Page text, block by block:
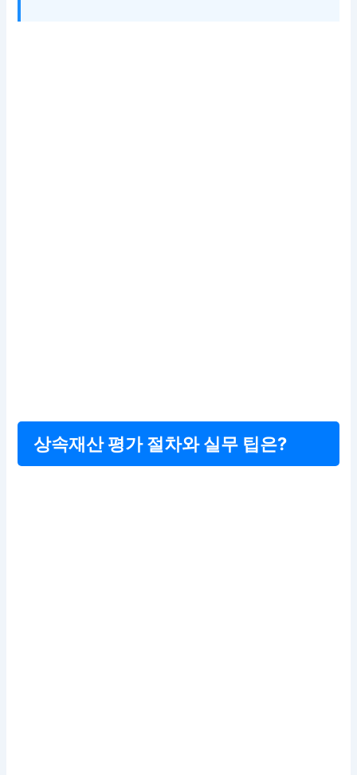
상속재산 평가 절차와 실무 팁은?